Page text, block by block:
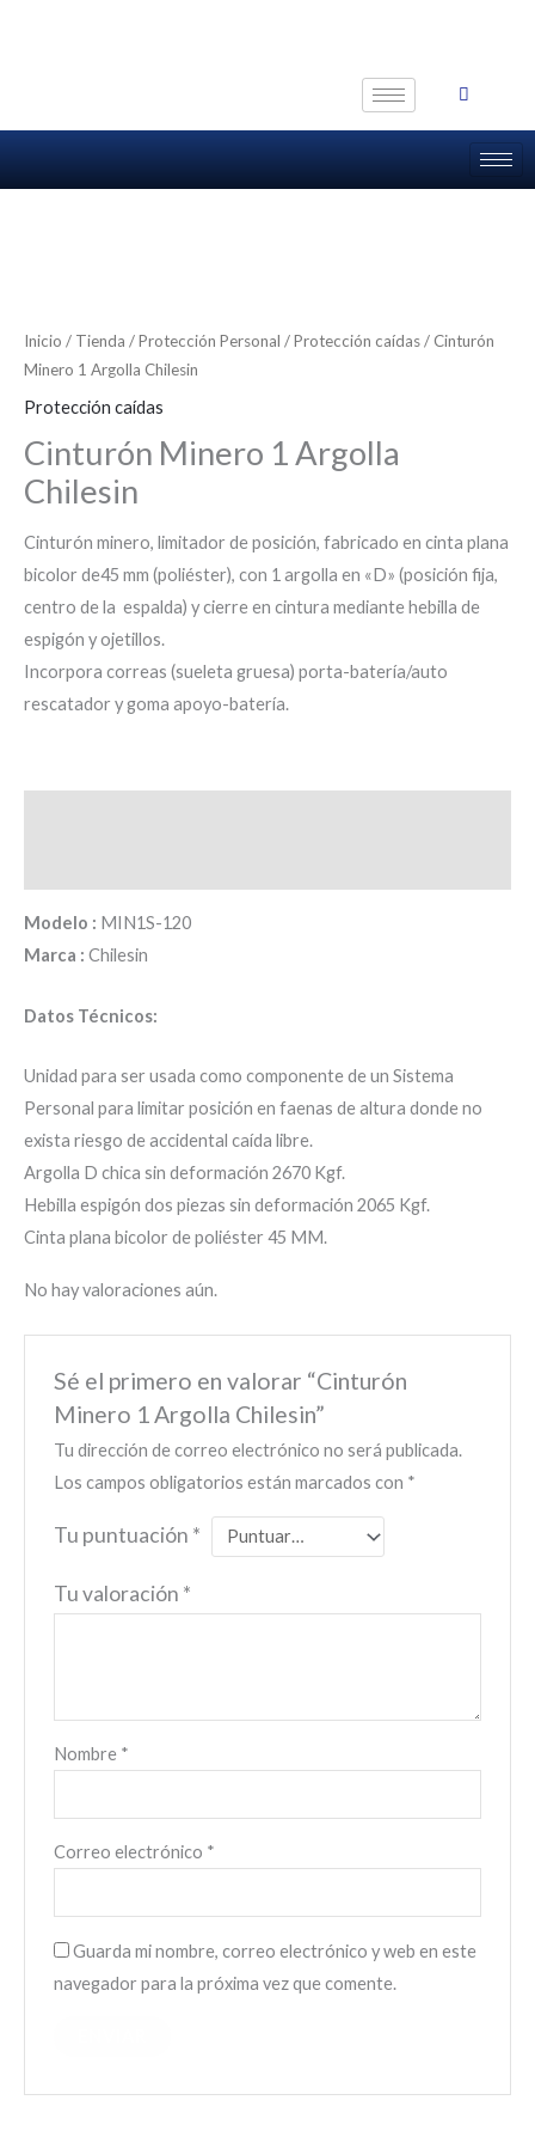
Inicio / Tienda /Protección Personal /Protección caídas/ Cinturón
Minero 1 Argolla Chilesin
Protección caídas
Cinturón Minero 1 Argolla
Chilesin
Cinturón minero, limitador de posición, fabricado en cinta plana
bicolor de45 mm (poliéster), con 1 argolla en «D» (posición fija,
centro de la espalda) y cierre en cintura mediante hebilla de
espigón y ojetillos.
Incorpora correas (sueleta gruesa) porta-batería/auto
rescatador y goma apoyo-batería.
Modelo : MIN1S-120
Marca : Chilesin
Datos Técnicos:
Unidad para ser usada como componente de un Sistema
Personal para limitar posición en faenas de altura donde no
exista riesgo de accidental caída libre.
Argolla D chica sin deformación 2670 Kgf.
Hebilla espigón dos piezas sin deformación 2065 Kgf.
Cinta plana bicolor de poliéster 45 MM.
No hay valoraciones aún.
Sé el primero en valorar “Cinturón
Minero 1 Argolla Chilesin”
Tu dirección de correo electrónico no será publicada.
Los campos obligatorios están marcados con *
Tu puntuación *
Tu valoración *
Nombre *
Correo electrónico *
Guarda mi nombre, correo electrónico y web en este
navegador para la próxima vez que comente.